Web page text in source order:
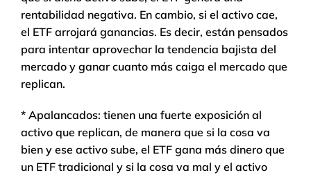
rentabilidad negativa. En cambio, si el activo cae,
el ETF arrojará ganancias. Es decir, están pensados
para intentar aprovechar la tendencia bajista del
mercado y ganar cuanto más caiga el mercado que
replican.
* Apalancados: tienen una fuerte exposición al
activo que replican, de manera que si la cosa va
bien y ese activo sube, el ETF gana más dinero que
un ETF tradicional y si la cosa va mal y el activo